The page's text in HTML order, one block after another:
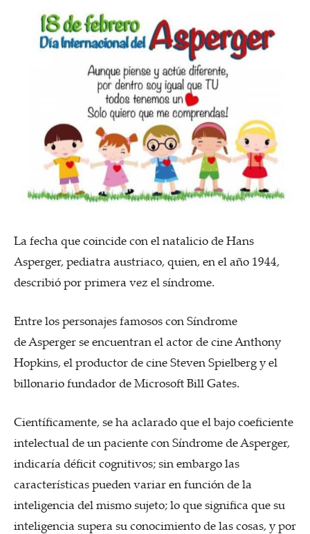
La fecha que coincide con el natalicio de Hans
Asperger, pediatra austriaco, quien, en el año 1944,
describió por primera vez el síndrome.
Entre los personajes famosos con Síndrome
de Asperger se encuentran el actor de cine Anthony
Hopkins, el productor de cine Steven Spielberg y el
billonario fundador de Microsoft Bill Gates.
Científicamente, se ha aclarado que el bajo coeficiente
intelectual de un paciente con Síndrome de Asperger,
indicaría déficit cognitivos; sin embargo las
características pueden variar en función de la
inteligencia del mismo sujeto; lo que significa que su
inteligencia supera su conocimiento de las cosas, y por